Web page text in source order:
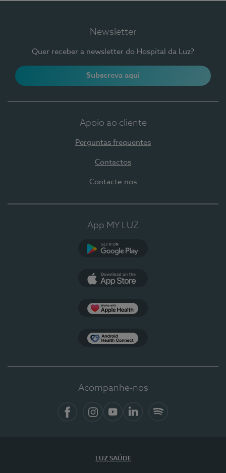
Newsletter
Quer receber a newsletter do Hospital da Luz?
Subscreva aqui
Apoio ao cliente
Perguntas frequentes
Contactos
Contacte-nos
App MY LUZ
Acompanhe-nos
LUZ SAÚDE